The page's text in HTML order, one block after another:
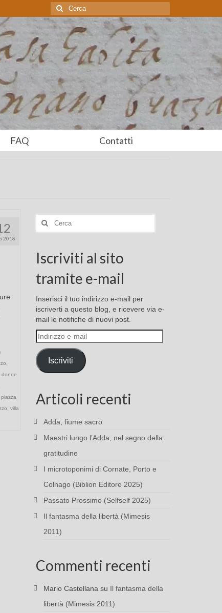
Cerca:
FAQ Contatti
2018
donne
piazza
villa
Cerca:
Iscriviti al sito
tramite e-mail
Inserisci il tuo indirizzo e-mail per
iscriverti a questo blog, e ricevere via e-
mail le notifiche di nuovi post.
Indirizzo
e-
mail
Iscriviti
Articoli recenti
Adda, fiume sacro
Maestri lungo l’Adda, nel segno della
gratitudine
I microtoponimi di Cornate, Porto e
Colnago (Biblion Editore 2025)
Passato Prossimo (Selfself 2025)
Il fantasma della libertà (Mimesis
2011)
Commenti recenti
Mario Castellana su Il fantasma della
libertà (Mimesis 2011)